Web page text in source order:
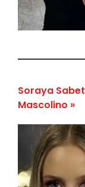
Soraya
Mascolino »